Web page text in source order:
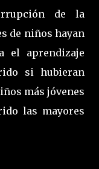
de la
de niños hayan
el aprendizaje
si hubieran
más jóvenes
las mayores